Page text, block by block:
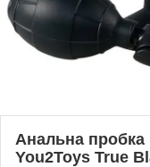
Анальна пробка
You2Toys True